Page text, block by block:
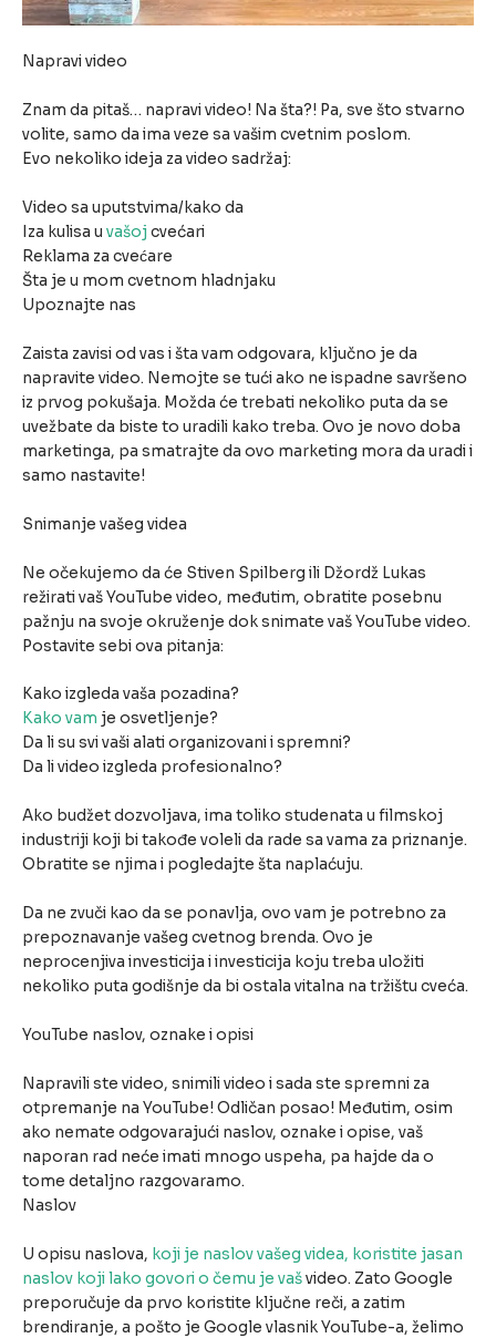
Napravi video
Znam da pitaš… napravi video! Na šta?! Pa, sve što stvarno
volite, samo da ima veze sa vašim cvetnim poslom.
Evo nekoliko ideja za video sadržaj:
Video sa uputstvima/kako da
Iza kulisa u vašojcvećari
Reklama za cvećare
Šta je u mom cvetnom hladnjaku
Upoznajte nas
Zaista zavisi od vas i šta vam odgovara, ključno je da
napravite video. Nemojte se tući ako ne ispadne savršeno
iz prvog pokušaja. Možda će trebati nekoliko puta da se
uvežbate da biste to uradili kako treba. Ovo je novo doba
marketinga, pa smatrajte da ovo marketing mora da uradi i
samo nastavite!
Snimanje vašeg videa
Ne očekujemo da će Stiven Spilberg ili Džordž Lukas
režirati vaš YouTube video, međutim, obratite posebnu
pažnju na svoje okruženje dok snimate vaš YouTube video.
Postavite sebi ova pitanja:
Kako izgleda vaša pozadina?
Kako vam je osvetljenje?
Da li su svi vaši alati organizovani i spremni?
Da li video izgleda profesionalno?
Ako budžet dozvoljava, ima toliko studenata u filmskoj
industriji koji bi takođe voleli da rade sa vama za priznanje.
Obratite se njima i pogledajte šta naplaćuju.
Da ne zvuči kao da se ponavlja, ovo vam je potrebno za
prepoznavanje vašeg cvetnog brenda. Ovo je
neprocenjiva investicija i investicija koju treba uložiti
nekoliko puta godišnje da bi ostala vitalna na tržištu cveća.
YouTube naslov, oznake i opisi
Napravili ste video, snimili video i sada ste spremni za
otpremanje na YouTube! Odličan posao! Međutim, osim
ako nemate odgovarajući naslov, oznake i opise, vaš
naporan rad neće imati mnogo uspeha, pa hajde da o
tome detaljno razgovaramo.
Naslov
U opisu naslova, koji je naslov vašeg videa, koristite jasan
naslov koji lako govori o čemu je vašvideo. Zato Google
preporučuje da prvo koristite ključne reči, a zatim
brendiranje, a pošto je Google vlasnik YouTube-a, želimo